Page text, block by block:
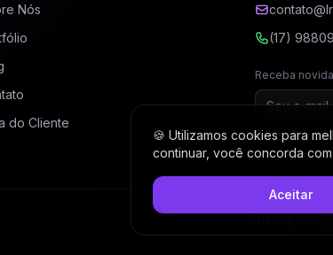
Nós
do Cliente
(17)
Receba
🍪 Utilizamos cookies para
continuar, você concorda
Aceitar